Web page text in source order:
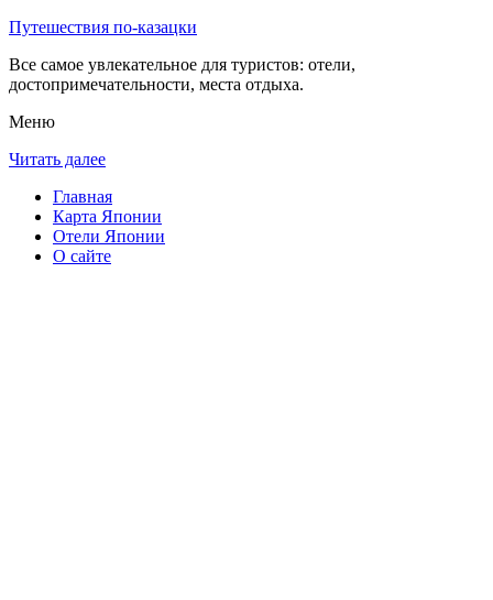
Путешествия по-казацки
Все самое увлекательное для туристов: отели,
достопримечательности, места отдыха.
Меню
Читать далее
Главная
Карта Японии
Отели Японии
О сайте